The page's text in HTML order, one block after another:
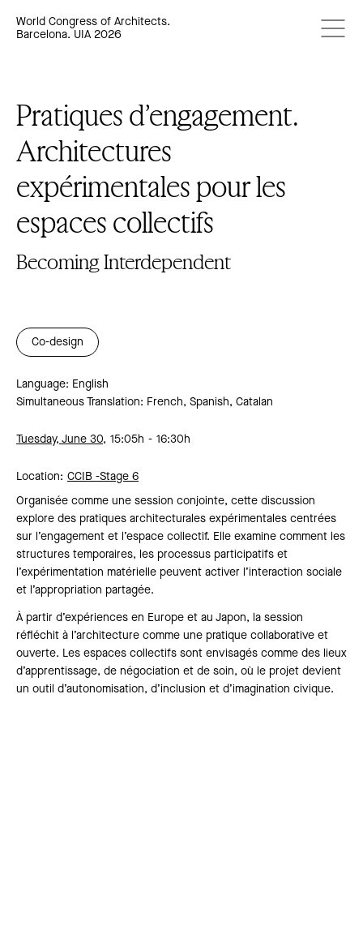
World Congress of Architects.
Barcelona. UIA 2026
Pratiques d’engagement.
Architectures
expérimentales pour les
espaces collectifs
Becoming Interdependent
Co-design
Language: English
Simultaneous Translation: French, Spanish, Catalan
Tuesday, June 30, 15:05h 16:30h
Location: CCIB -Stage 6
Organisée comme une session conjointe, cette discussion
explore des pratiques architecturales expérimentales centrées
sur l’engagement et l’espace collectif. Elle examine comment les
structures temporaires, les processus participatifs et
l’expérimentation matérielle peuvent activer l’interaction sociale
et l’appropriation partagée.
À partir d’expériences en Europe et au Japon, la session
réfléchit à l’architecture comme une pratique collaborative et
ouverte. Les espaces collectifs sont envisagés comme des lieux
d’apprentissage, de négociation et de soin, où le projet devient
un outil d’autonomisation, d’inclusion et d’imagination civique.